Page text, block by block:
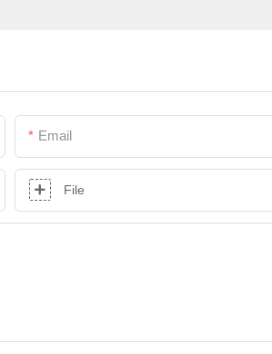
Email
File